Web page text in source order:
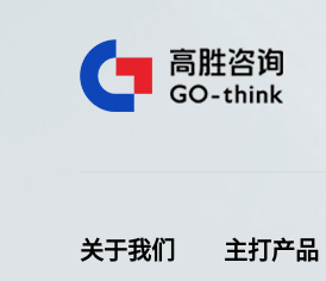
关于我们 主打产品